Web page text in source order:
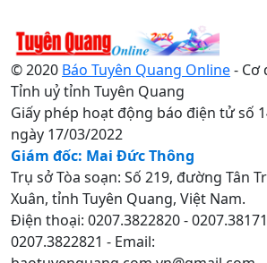
© 2020 Báo Tuyên Quang Online- Cơ
Tỉnh uỷ tỉnh Tuyên Quang
Giấy phép hoạt động báo điện tử số
ngày 17/03/2022
Giám đốc: Mai Đức Thông
Trụ sở Tòa soạn: Số 219, đường Tân
Xuân, tỉnh Tuyên Quang, Việt Nam.
Điện thoại: 0207.3822820 -
0207.3822821 - Email: